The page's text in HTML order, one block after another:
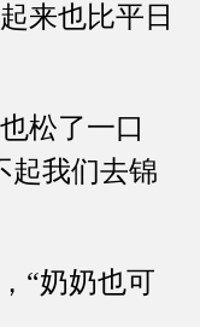
来也比平日
松了一口
起我们去锦
“奶奶也可